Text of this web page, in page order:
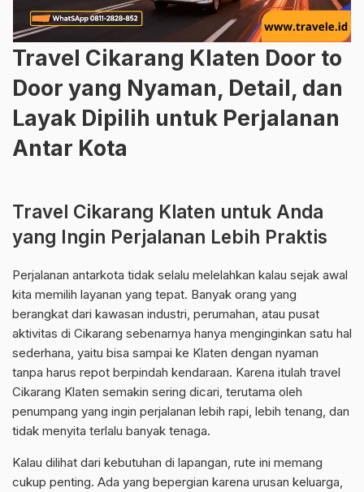
Travel Cikarang Klaten Door to
Door yang Nyaman, Detail, dan
Layak Dipilih untuk Perjalanan
Antar Kota
Travel Cikarang Klaten untuk Anda
yang Ingin Perjalanan Lebih Praktis
Perjalanan antarkota tidak selalu melelahkan kalau sejak awal
kita memilih layanan yang tepat. Banyak orang yang
berangkat dari kawasan industri, perumahan, atau pusat
aktivitas di Cikarang sebenarnya hanya menginginkan satu hal
sederhana, yaitu bisa sampai ke Klaten dengan nyaman
tanpa harus repot berpindah kendaraan. Karena itulah travel
Cikarang Klaten semakin sering dicari, terutama oleh
penumpang yang ingin perjalanan lebih rapi, lebih tenang, dan
tidak menyita terlalu banyak tenaga.
Kalau dilihat dari kebutuhan di lapangan, rute ini memang
cukup penting. Ada yang bepergian karena urusan keluarga,